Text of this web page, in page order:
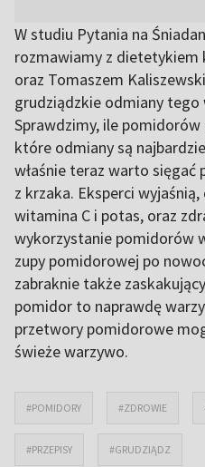
W studiu Pytania na
rozmawiamy z dietetykiem
oraz Tomaszem
grudziądzkie odmiany
Sprawdzimy, ile
które odmiany są
właśnie teraz warto
z krzaka. Eksperci
witamina C i potas, oraz
wykorzystanie pomidorów
zupy pomidorowej po
zabraknie także
pomidor to naprawdę
przetwory pomidorowe
świeże warzywo.
#POMIDORY #ZDROWIE
#PRZEPISY #GRUDZIĄDZ